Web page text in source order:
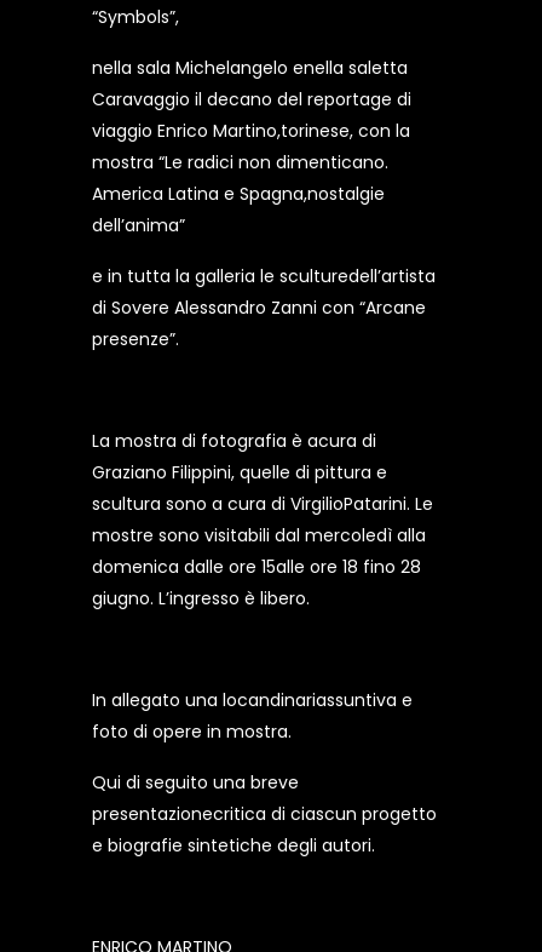
“Symbols”,
nella sala Michelangelo enella saletta
Caravaggio il decano del reportage di
viaggio Enrico Martino,torinese, con la
mostra “Le radici non dimenticano.
America Latina e Spagna,nostalgie
dell’anima”
e in tutta la galleria le sculturedell’artista
di Sovere Alessandro Zanni con “Arcane
presenze”.
La mostra di fotografia è acura di
Graziano Filippini, quelle di pittura e
scultura sono a cura di VirgilioPatarini. Le
mostre sono visitabili dal mercoledì alla
domenica dalle ore 15alle ore 18 fino 28
giugno. L’ingresso è libero.
In allegato una locandinariassuntiva e
foto di opere in mostra.
Qui di seguito una breve
presentazionecritica di ciascun progetto
e biografie sintetiche degli autori.